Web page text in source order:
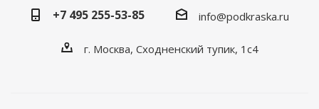
+7 495 255-53-85
info@podkraska.ru
г. Москва, Сходненский тупик, 1с4